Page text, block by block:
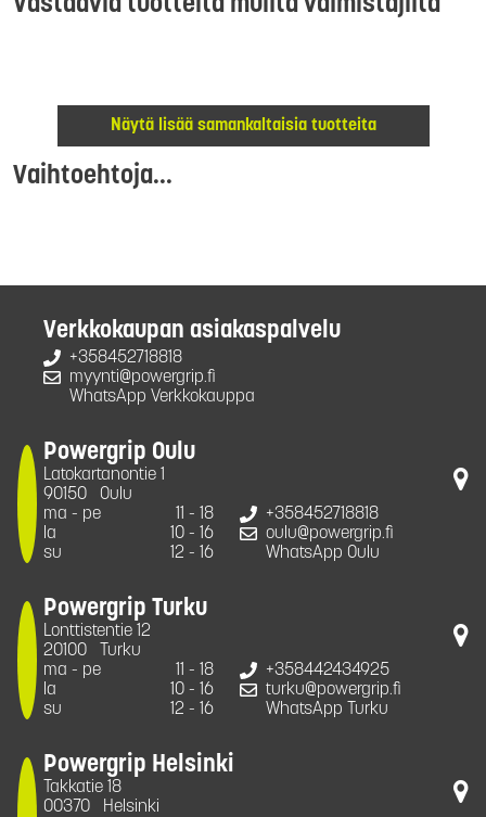
Vastaavia tuotteita muilta valmistajilta
Näytä lisää samankaltaisia tuotteita
Vaihtoehtoja...
Verkkokaupan asiakaspalvelu
+358452718818
myynti@powergrip.fi
WhatsApp Verkkokauppa
Powergrip Oulu
Latokartanontie 1
90150
Oulu
ma - pe
11 - 18
la
10 - 16
su
12 - 16
+358452718818
oulu@powergrip.fi
WhatsApp Oulu
Powergrip Turku
Lonttistentie 12
20100
Turku
ma - pe
11 - 18
la
10 - 16
su
12 - 16
+358442434925
turku@powergrip.fi
WhatsApp Turku
Powergrip Helsinki
Takkatie 18
00370
Helsinki